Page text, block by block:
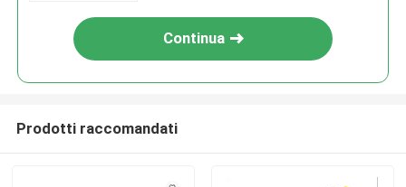
Continua
Prodotti raccomandati